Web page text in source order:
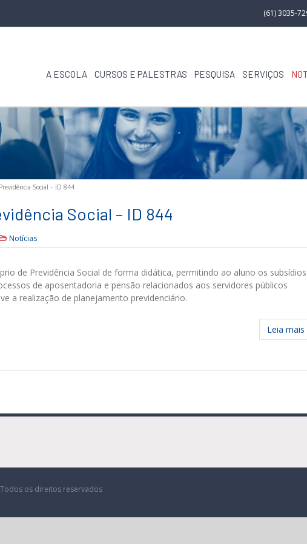
(61) 3035-
A ESCOLA CURSOS E PALESTRAS PESQUISA SERVIÇOS
Social – ID 844
Social – ID 844
Notícias
de Previdência Social de forma didática, permitindo ao aluno os subsídios
de aposentadoria e pensão relacionados aos servidores públicos
a realização de planejamento previdenciário.
Leia mais
Todos os direitos reservados